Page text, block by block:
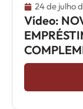
24 de julho
Vídeo: